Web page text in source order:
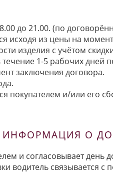
до 21.00. (по
исходя из цены на
изделия с учётом
1-5 рабочих дней
заключения договора.
покупателем и/или его
О
и согласовывает день
водитель связывается